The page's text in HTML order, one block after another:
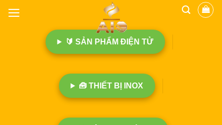
🔰 SẢN PHẨM ĐIỆN TỬ
🧰 THIẾT BỊ INOX